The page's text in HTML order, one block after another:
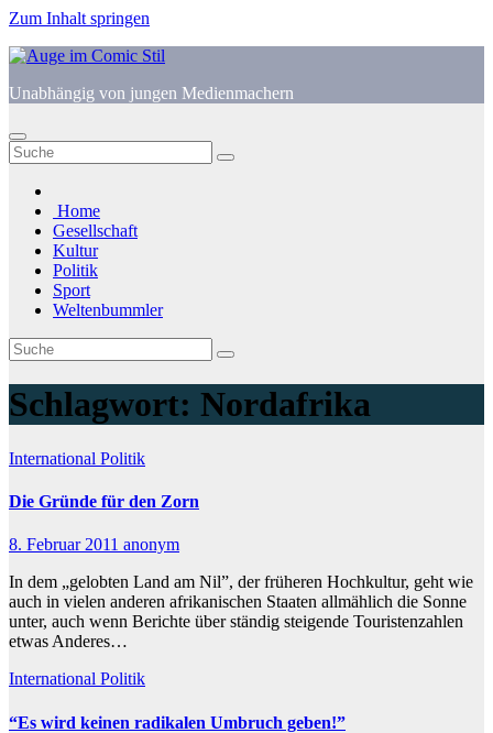
Zum Inhalt springen
Unabhängig von jungen Medienmachern
Home
Gesellschaft
Kultur
Politik
Sport
Weltenbummler
Schlagwort: Nordafrika
International Politik
Die Gründe für den Zorn
8. Februar 2011 anonym
In dem „gelobten Land am Nil”, der früheren Hochkultur, geht wie
auch in vielen anderen afrikanischen Staaten allmählich die Sonne
unter, auch wenn Berichte über ständig steigende Touristenzahlen
etwas Anderes…
International Politik
“Es wird keinen radikalen Umbruch geben!”